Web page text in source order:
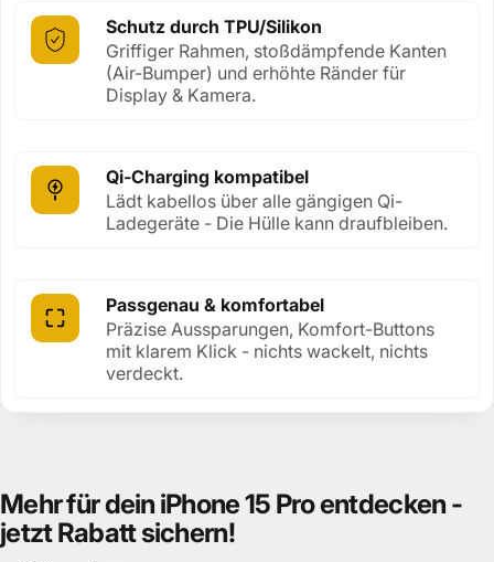
Schutz durch TPU/Silikon
Griffiger Rahmen, stoßdämpfende Kanten
(Air-Bumper) und erhöhte Ränder für
Display & Kamera.
Qi-Charging kompatibel
Lädt kabellos über alle gängigen Qi-
Ladegeräte - Die Hülle kann draufbleiben.
Passgenau & komfortabel
Präzise Aussparungen, Komfort-Buttons
mit klarem Klick - nichts wackelt, nichts
verdeckt.
Mehrfürdein iPhone15 Proentdecken -
jetztRabattsichern!